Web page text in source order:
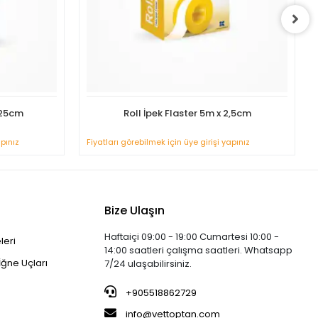
Roll İpek Flaster 5m x 2,5cm
Fiyatları görebilmek için üye girişi yapınız
Uçları
Bize Ulaşın
Haftaiçi 09:00 - 19:00 Cumartesi 10:00 -
14:00 saatleri çalışma saatleri. Whatsapp
7/24 ulaşabilirsiniz.
+905518862729
info@vettoptan.com